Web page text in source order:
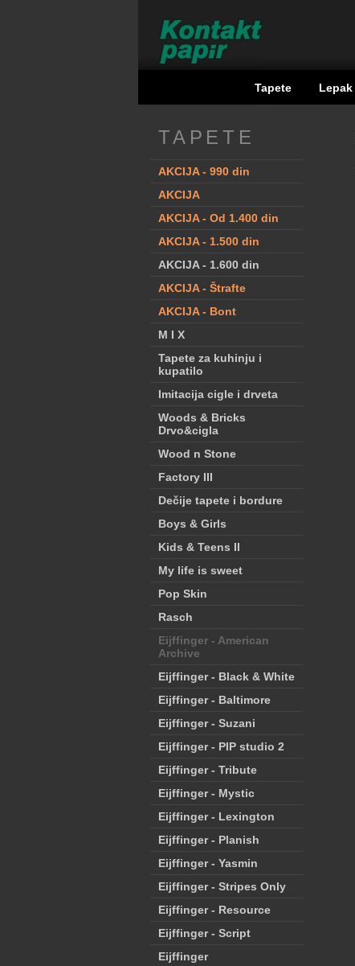
Tapete Lepak
TAPETE
AKCIJA - 990 din
AKCIJA
AKCIJA - Od 1.400 din
AKCIJA - 1.500 din
AKCIJA - 1.600 din
AKCIJA - Štrafte
AKCIJA - Bont
M I X
Tapete za kuhinju i
kupatilo
Imitacija cigle i drveta
Woods & Bricks
Drvo&cigla
Wood n Stone
Factory III
Dečije tapete i bordure
Boys & Girls
Kids & Teens II
My life is sweet
Pop Skin
Rasch
Eijffinger - American
Archive
Eijffinger - Black & White
Eijffinger - Baltimore
Eijffinger - Suzani
Eijffinger - PIP studio 2
Eijffinger - Tribute
Eijffinger - Mystic
Eijffinger - Lexington
Eijffinger - Planish
Eijffinger - Yasmin
Eijffinger - Stripes Only
Eijffinger - Resource
Eijffinger - Script
Eijffinger